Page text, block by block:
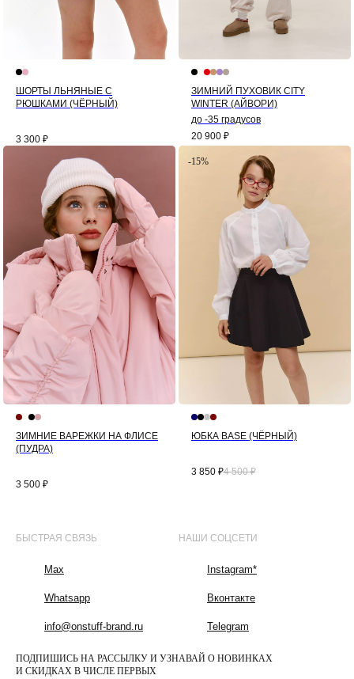
ШОРТЫ ЛЬНЯНЫЕ С
РЮШКАМИ (ЧЁРНЫЙ)
3 300 ₽
ЗИМНИЙ ПУХОВИК CITY
WINTER (АЙВОРИ)
до -35 градусов
20 900 ₽
ЗИМНИЕ ВАРЕЖКИ НА ФЛИСЕ
(ПУДРА)
3 500 ₽
-15%
ЮБКА BASE (ЧЁРНЫЙ)
3 850 ₽4 500 ₽
ПОДПИШИСЬ НА РАССЫЛКУ И УЗНАВАЙ О НОВИНКАХ
И СКИДКАХ В ЧИСЛЕ ПЕРВЫХ
БЫСТРАЯ СВЯЗЬ
Max
Whatsapp
info@onstuff-brand.ru
НАШИ СОЦСЕТИ
Instagram*
Вконтакте
Telegram